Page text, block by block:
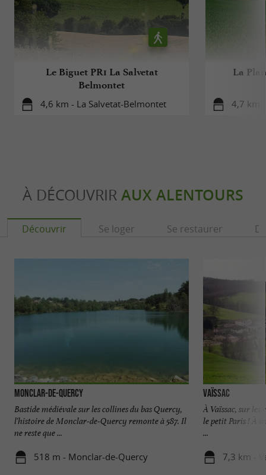
Le Biguet PR1 La Salvetat
Belmontet
4,6 km - La Salvetat-Belmontet
La
4,7 km
À DÉCOUVRIR AUX ALENTOURS
Découvrir Se loger Se restaurer
Monclar-de-Quercy
Bastide médiévale sur les collines du bas Quercy,
l'histoire de Monclar-de-Quercy remonte à 587. Il
ne reste que ...
518 m - Monclar-de-Quercy
Vaïssac
À Vaïssac, sur
le petit Paris ! À
...
7,3 km -